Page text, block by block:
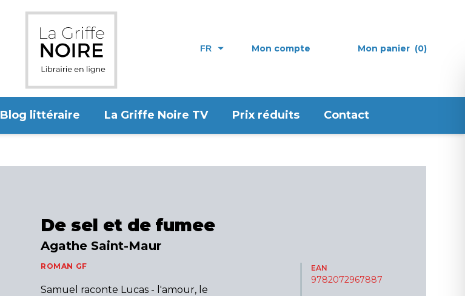
FR Mon compte Mon panier (0)
Blog littéraire La Griffe Noire TV Prix réduits Contact
De sel et de fumee
Agathe Saint-Maur
ROMAN GF
Samuel raconte Lucas - l'amour, le
EAN
9782072967887